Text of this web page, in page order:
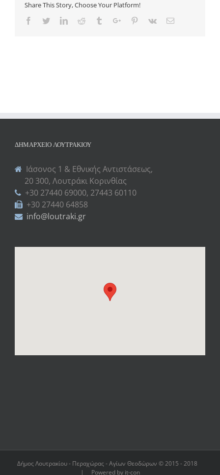
Share This Story, Choose Your Platform!
Facebook
TwitterLinkedinReddit TumblrGoogle+Pinterest
Vk Email
ΔΗΜΑΡΧΕΊΟ ΛΟΥΤΡΑΚΊΟΥ
Ιάσονος 1 & Εθνικής Αντιστάσεως,
20 300, Λουτράκι Κορινθίας
+30 27440 69000, 27443 60110
+30 27440 64858
info@loutraki.gr
Δήμος Λουτρακίου - Περαχώρας - Αγίων Θεοδώρων © 2015 - 2018
| Powered by it-con